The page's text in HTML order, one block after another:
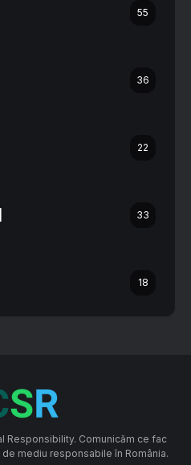
55
36
22
33
18
Responsibility. Comunicăm ce fac
mediu responsabile în România.